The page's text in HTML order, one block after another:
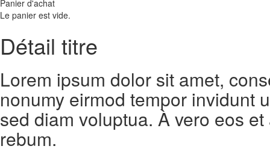
Panier d'achat
Le panier est vide.
Détail titre
Lorem ipsum dolor sit amet,
nonumy eirmod tempor invidunt
sed diam voluptua. À vero eos
rebum.